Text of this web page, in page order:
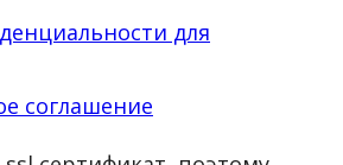
для
соглашение